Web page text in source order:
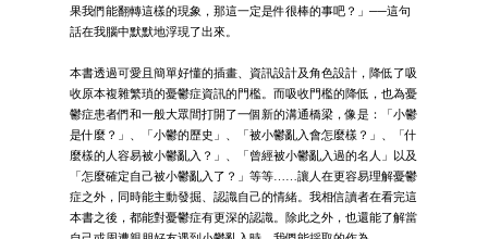
果我們能翻轉這樣的現象，那這一定是件很棒的事吧？」──這句
話在我腦中默默地浮現了出來。
本書透過可愛且簡單好懂的插畫、資訊設計及角色設計，降低了吸
收原本複雜繁瑣的憂鬱症資訊的門檻。而吸收門檻的降低，也為憂
鬱症患者們和一般大眾間打開了一個新的溝通橋梁，像是：「小鬱
是什麼？」、「小鬱的歷史」、「被小鬱亂入會怎麼樣？」、「什
麼樣的人容易被小鬱亂入？」、「曾經被小鬱亂入過的名人」以及
「怎麼確定自己被小鬱亂入了？」等等……讓人在更容易理解憂鬱
症之外，同時能主動發掘、認識自己的情緒。我相信讀者在看完這
本書之後，都能對憂鬱症有更深的認識。除此之外，也還能了解當